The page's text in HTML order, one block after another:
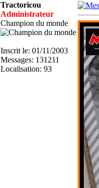
Tractoricou
Administrateur
Champion du monde
Inscrit le: 01/11/2003
Messages: 131211
Localisation: 93